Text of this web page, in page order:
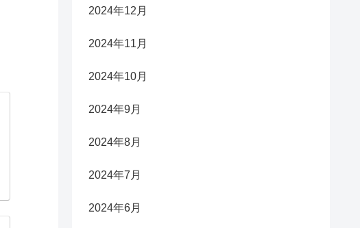
2024年12月
2024年11月
2024年10月
2024年9月
2024年8月
2024年7月
2024年6月